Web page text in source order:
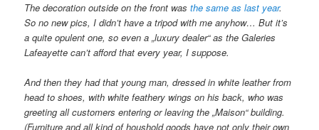
The decoration outside on the front wasthe same as last year.
So no new pics, I didn’t have a tripod with me anyhow… But it’s
a quite opulent one, so even a „luxury dealer“ as the Galeries
Lafeayette can’t afford that every year, I suppose.
And then they had that young man, dressed in white leather from
head to shoes, with white feathery wings on his back, who was
greeting all customers entering or leaving the „Maison“ building.
(Furniture and all kind of houshold goods have not only their own